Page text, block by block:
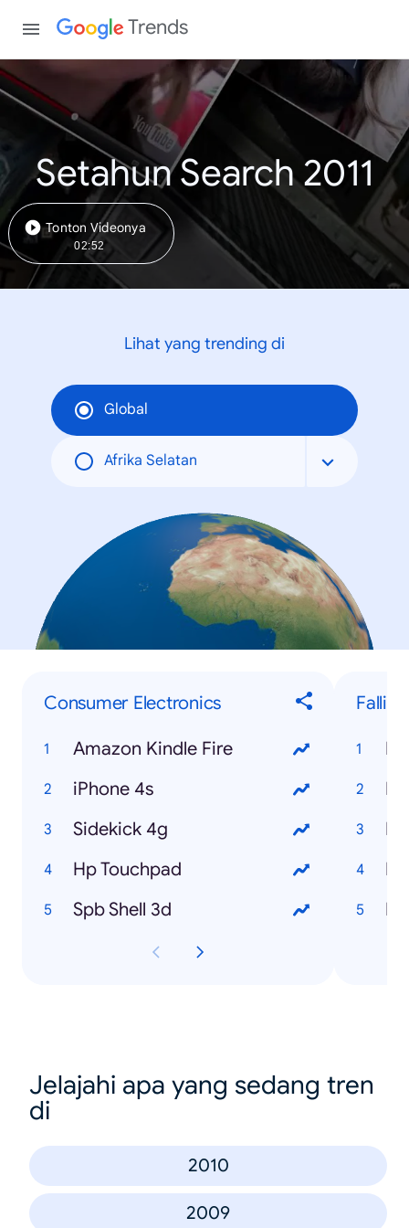
Trends
Setahun Search 2011
Tonton Videonya
02:52
Lihat yang trending di
Global
Afrika Selatan
Consumer Electronics
Amazon Kindle Fire
iPhone 4s
Sidekick 4g
Hp Touchpad
Spb Shell 3d
Jelajahi apa yang sedang tren
di
2010
2009